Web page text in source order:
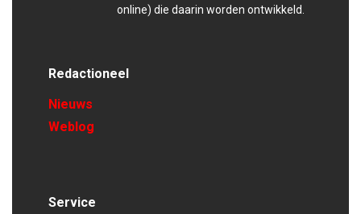
online) die daarin worden ontwikkeld.
Redactioneel
Nieuws
Weblog
Service